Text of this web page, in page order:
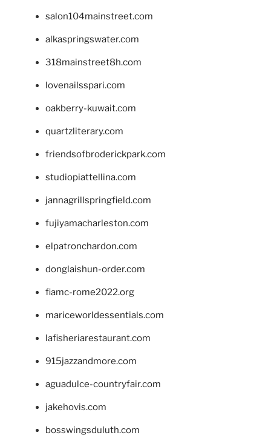
salon104mainstreet.com
alkaspringswater.com
318mainstreet8h.com
lovenailsspari.com
oakberry-kuwait.com
quartzliterary.com
friendsofbroderickpark.com
studiopiattellina.com
jannagrillspringfield.com
fujiyamacharleston.com
elpatronchardon.com
donglaishun-order.com
fiamc-rome2022.org
mariceworldessentials.com
lafisheriarestaurant.com
915jazzandmore.com
aguadulce-countryfair.com
jakehovis.com
bosswingsduluth.com